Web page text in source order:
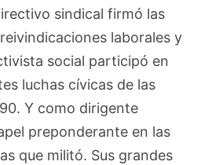
sindical firmó las
laborales y
social participó en
luchas cívicas de las
Y como dirigente
preponderante en las
que militó. Sus grandes